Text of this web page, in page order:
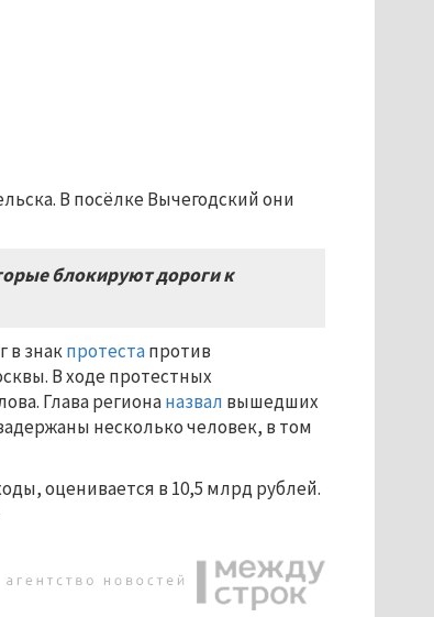
В посёлке Вычегодский они
блокируют дороги к
в знакпротестапротив
В ходе протестных
Глава регионаназвал вышедших
несколько человек, в том
оценивается в 10,5 млрд рублей.